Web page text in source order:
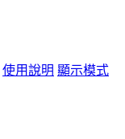
使用說明 顯示模式